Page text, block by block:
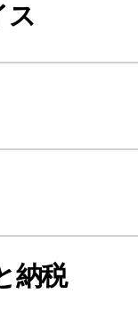
礼品
較
ーション
ス
納税